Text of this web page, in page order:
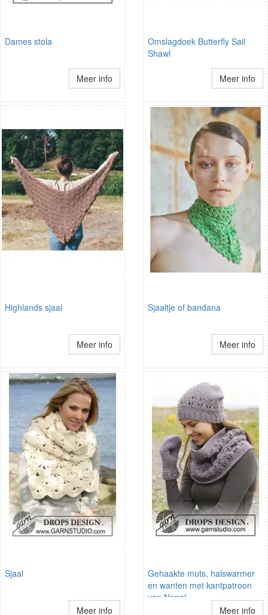
Dames stola
Meer info
Omslagdoek Butterfly Sail
Shawl
Meer info
Highlands sjaal
Meer info
Sjaaltje of bandana
Meer info
Sjaal
Meer info
Gehaakte muts, halswarmer
en wanten met kantpatroon
van Nepal
Meer info